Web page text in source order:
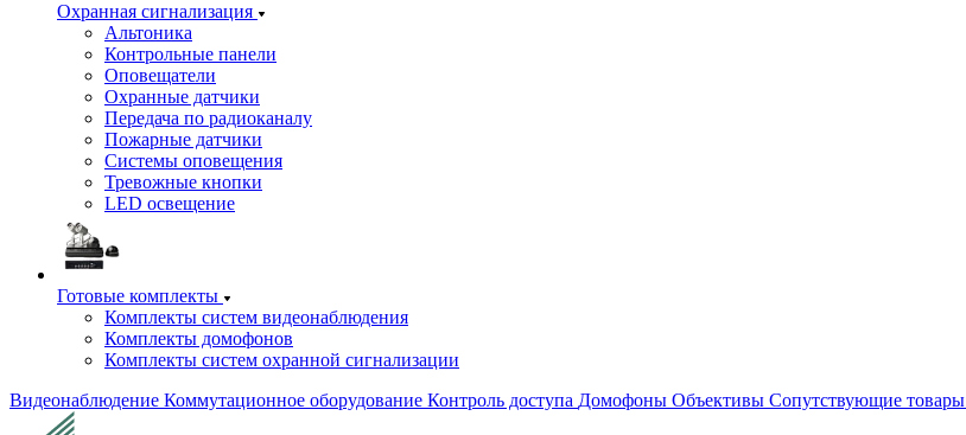
Охранная сигнализация
Альтоника
Контрольные панели
Оповещатели
Охранные датчики
Передача по радиоканалу
Пожарные датчики
Системы оповещения
Тревожные кнопки
LED освещение
Готовые комплекты
Комплекты систем видеонаблюдения
Комплекты домофонов
Комплекты систем охранной сигнализации
Видеонаблюдение Коммутационное оборудование Контроль доступа Домофоны Объективы Сопутствующие товары